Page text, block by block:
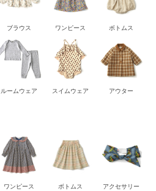
ブラウス ワンピース ボトムス
ルームウェア スイムウェア アウター
ワンピース ボトムス アクセサリー